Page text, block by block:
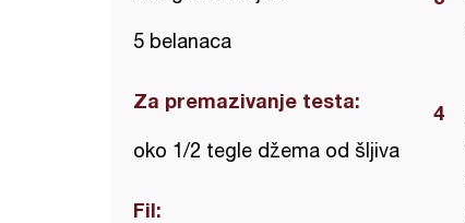
5 belanaca
Za premazivanje testa:
oko 1/2 tegle džema od šljiva
Fil: